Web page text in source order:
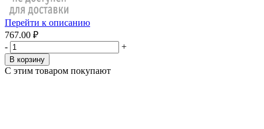
Перейти к описанию
767.00 ₽
-
+
В корзину
С этим товаром покупают